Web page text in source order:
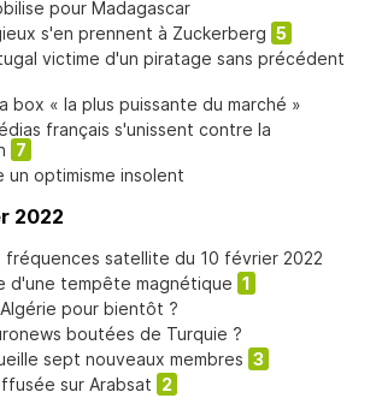
pour Madagascar
s'en prennent à Zuckerberg 5
victime d'un piratage sans précédent
box « la plus puissante du marché »
français s'unissent contre la
7
un optimisme insolent
2022
fréquences satellite du 10 février 2022
d'une tempête magnétique 1
Algérie pour bientôt ?
boutées de Turquie ?
sept nouveaux membres 3
sur Arabsat 2